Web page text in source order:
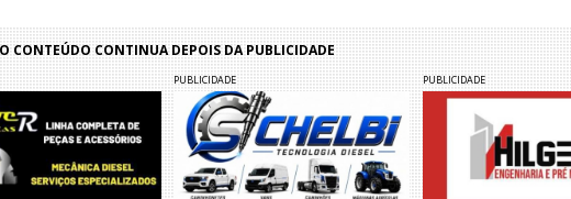
O CONTEÚDO CONTINUA DEPOIS DA PUBLICIDADE
PUBLICIDADE PUBLICIDADE